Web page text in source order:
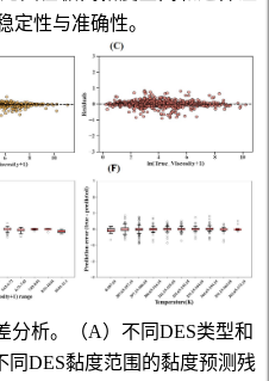
定性与准确性。
分析。（A）不同DES类型和
同DES黏度范围的黏度预测残